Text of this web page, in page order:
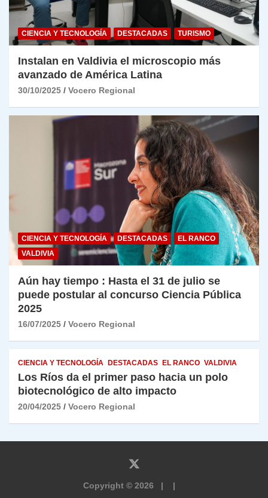
CIENCIA Y TECNOLOGÍA DESTACADAS TURISMO
Instalan en Valdivia el microscopio más
avanzado de América Latina
30/10/2025 Vocero Regional
CIENCIA Y TECNOLOGÍA DESTACADAS
EL RANCO
VALDIVIA
Aún hay tiempo : Hasta el 31 de julio se
puede postular al concurso Ciencia Pública
2025
16/07/2025 Vocero Regional
CIENCIA Y TECNOLOGÍA DESTACADAS EL RANCO VALDIVIA
Los Ríos da el primer paso hacia un polo
biotecnológico de alto impacto
20/04/2025 Vocero Regional
Copyright © 2026